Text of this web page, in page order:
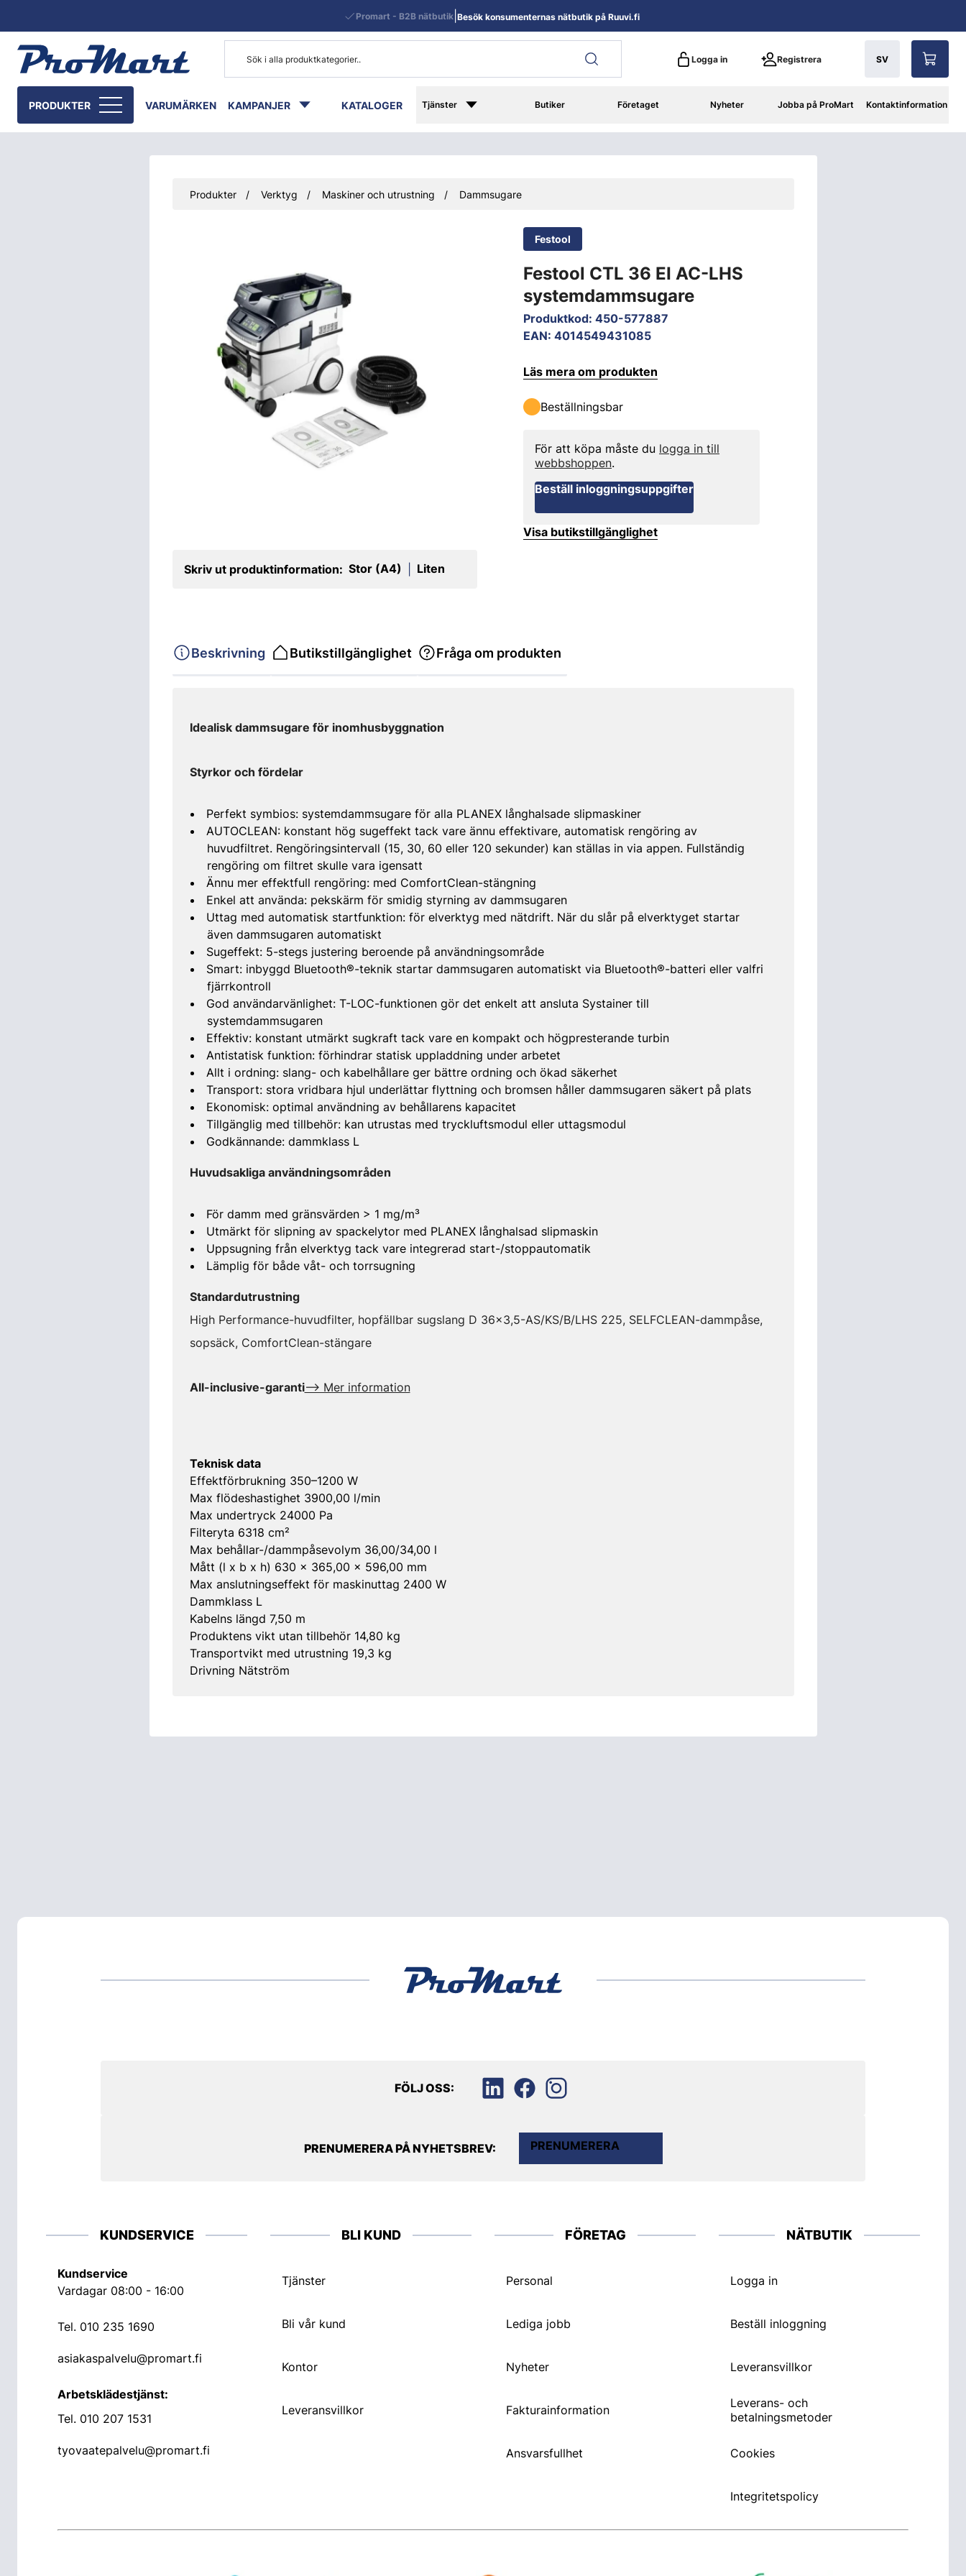
Logga in Registrera SV
PRODUKTER VARUMÄRKEN KAMPANJER KATALOGER Tjänster Butiker Företaget Nyheter Jobba på ProMart Kontaktinformation
Promart - B2B nätbutik Besök konsumenternas nätbutik på Ruuvi.fi
Produkter Verktyg Maskiner och utrustning Dammsugare
Festool
Festool CTL 36 EI AC-LHS
systemdammsugare
Produktkod: 450-577887
EAN: 4014549431085
Skriv ut produktinformation: Stor (A4) Liten
Läs mera om produkten
Beställningsbar
För att köpa måste du logga in till
webbshoppen.
Beställ inloggningsuppgifter
Visa butikstillgänglighet
Beskrivning Butikstillgänglighet Fråga om produkten
Idealisk dammsugare för inomhusbyggnation
Styrkor och fördelar
Perfekt symbios: systemdammsugare för alla PLANEX långhalsade slipmaskiner
AUTOCLEAN: konstant hög sugeffekt tack vare ännu effektivare, automatisk rengöring av
huvudfiltret. Rengöringsintervall (15, 30, 60 eller 120 sekunder) kan ställas in via appen. Fullständig
rengöring om filtret skulle vara igensatt
Ännu mer effektfull rengöring: med ComfortClean-stängning
Enkel att använda: pekskärm för smidig styrning av dammsugaren
Uttag med automatisk startfunktion: för elverktyg med nätdrift. När du slår på elverktyget startar
även dammsugaren automatiskt
Sugeffekt: 5-stegs justering beroende på användningsområde
Smart: inbyggd Bluetooth®-teknik startar dammsugaren automatiskt via Bluetooth®-batteri eller valfri
fjärrkontroll
God användarvänlighet: T-LOC-funktionen gör det enkelt att ansluta Systainer till
systemdammsugaren
Effektiv: konstant utmärkt sugkraft tack vare en kompakt och högpresterande turbin
Antistatisk funktion: förhindrar statisk uppladdning under arbetet
Allt i ordning: slang- och kabelhållare ger bättre ordning och ökad säkerhet
Transport: stora vridbara hjul underlättar flyttning och bromsen håller dammsugaren säkert på plats
Ekonomisk: optimal användning av behållarens kapacitet
Tillgänglig med tillbehör: kan utrustas med tryckluftsmodul eller uttagsmodul
Godkännande: dammklass L
Huvudsakliga användningsområden
För damm med gränsvärden > 1 mg/m³
Utmärkt för slipning av spackelytor med PLANEX långhalsad slipmaskin
Uppsugning från elverktyg tack vare integrerad start-/stoppautomatik
Lämplig för både våt- och torrsugning
Standardutrustning
High Performance-huvudfilter, hopfällbar sugslang D 36x3,5-AS/KS/B/LHS 225, SELFCLEAN-dammpåse,
sopsäck, ComfortClean-stängare
All-inclusive-garanti--> Mer information
Teknisk data
Effektförbrukning 350–1200 W
Max flödeshastighet 3900,00 l/min
Max undertryck 24000 Pa
Filteryta 6318 cm²
Max behållar-/dammpåsevolym 36,00/34,00 l
Mått (l x b x h) 630 x 365,00 x 596,00 mm
Max anslutningseffekt för maskinuttag 2400 W
Dammklass L
Kabelns längd 7,50 m
Produktens vikt utan tillbehör 14,80 kg
Transportvikt med utrustning 19,3 kg
Drivning Nätström
FÖLJ OSS:
PRENUMERERA PÅ NYHETSBREV: PRENUMERERA
KUNDSERVICE
Kundservice
Vardagar 08:00 - 16:00
Tel. 010 235 1690
asiakaspalvelu@promart.fi
Arbetsklädestjänst:
Tel. 010 207 1531
tyovaatepalvelu@promart.fi
BLI KUND
Tjänster
Bli vår kund
Kontor
Leveransvillkor
FÖRETAG
Personal
Lediga jobb
Nyheter
Fakturainformation
Ansvarsfullhet
NÄTBUTIK
Logga in
Beställ inloggning
Leveransvillkor
Leverans- och
betalningsmetoder
Cookies
Integritetspolicy